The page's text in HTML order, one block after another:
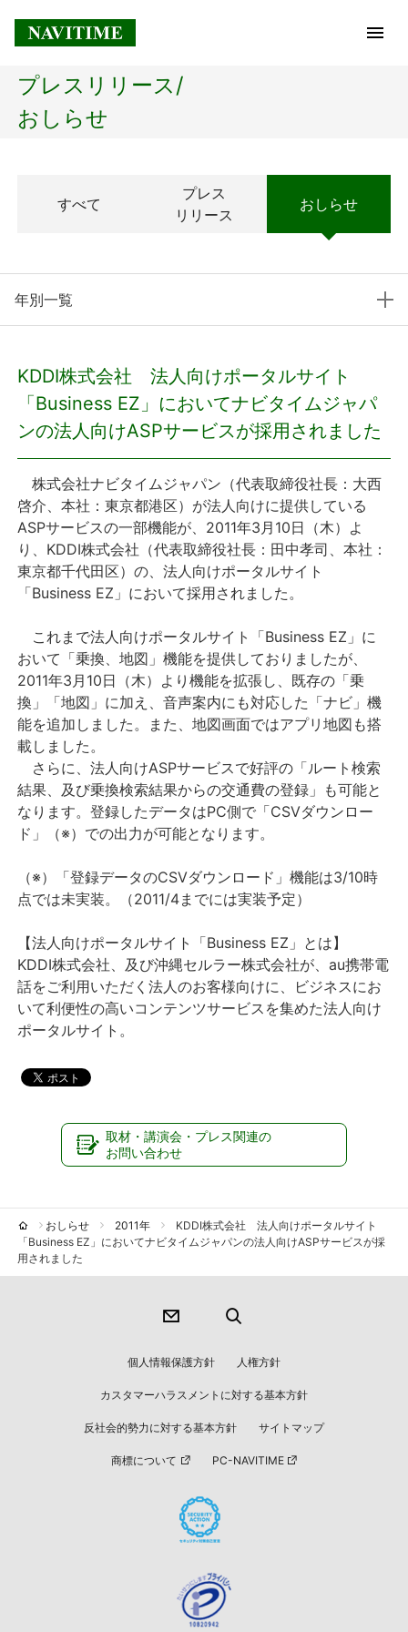
トップページ
経営理念
プレスリリース
おしらせ
サービス
個人向けサービス
法人向けサービス
採用情報
English
プレスリリース/
おしらせ
すべて
プレス
リリース
おしらせ
年別一覧
KDDI株式会社 法人向けポータルサイト
「Business EZ」においてナビタイムジャパ
ンの法人向けASPサービスが採用されました
株式会社ナビタイムジャパン（代表取締役社長：大西
啓介、本社：東京都港区）が法人向けに提供している
ASPサービスの一部機能が、2011年3月10日（木）よ
り、KDDI株式会社（代表取締役社長：田中孝司、本社：
東京都千代田区）の、法人向けポータルサイト
「Business EZ」において採用されました。
これまで法人向けポータルサイト「Business EZ」に
おいて「乗換、地図」機能を提供しておりましたが、
2011年3月10日（木）より機能を拡張し、既存の「乗
換」「地図」に加え、音声案内にも対応した「ナビ」機
能を追加しました。また、地図画面ではアプリ地図も搭
載しました。
さらに、法人向けASPサービスで好評の「ルート検索
結果、及び乗換検索結果からの交通費の登録」も可能と
なります。登録したデータはPC側で「CSVダウンロー
ド」（※）での出力が可能となります。
（※）「登録データのCSVダウンロード」機能は3/10時
点では未実装。（2011/4までには実装予定）
【法人向けポータルサイト「Business EZ」とは】
KDDI株式会社、及び沖縄セルラー株式会社が、au携帯電
話をご利用いただく法人のお客様向けに、ビジネスにお
いて利便性の高いコンテンツサービスを集めた法人向け
ポータルサイト。
取材・講演会・プレス関連の
お問い合わせ
おしらせ 2011年
KDDI株式会社 法人向けポータルサイト
「Business EZ」においてナビタイムジャパンの法人向けASPサービスが採
用されました
個人情報保護方針 人権方針
カスタマーハラスメントに対する基本方針
反社会的勢力に対する基本方針 サイトマップ
商標について PC-NAVITIME